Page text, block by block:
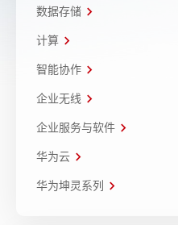
数据存储
计算
智能协作
企业无线
企业服务与软件
华为云
华为坤灵系列